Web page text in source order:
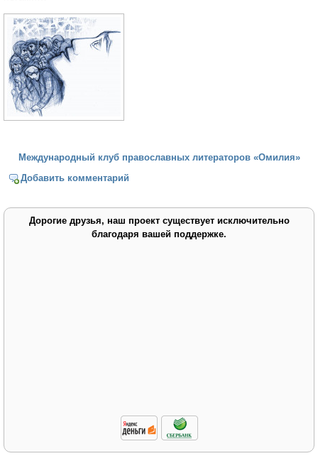
Международный клуб православных литераторов «Омилия»
Добавить комментарий
Дорогие друзья, наш проект существует исключительно
благодаря вашей поддержке.